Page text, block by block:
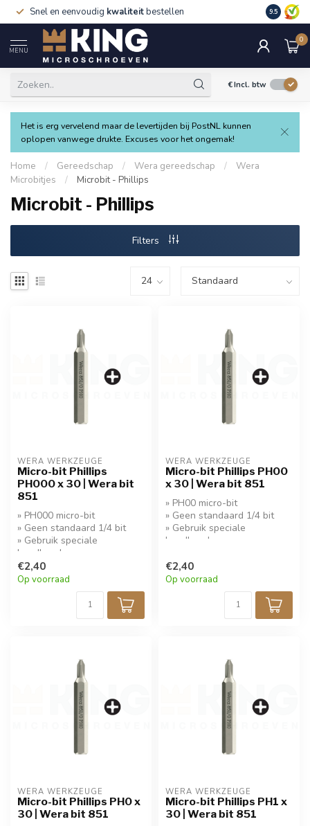
Snel en eenvoudig kwaliteitbestellen 9.5
MENU
0
€Incl. btw
Het is erg vervelend maar de levertijden bij PostNL kunnen
oplopen vanwege drukte. Excuses voor het ongemak!
Home / Gereedschap / Wera gereedschap /
Wera
Microbitjes
/ Microbit - Phillips
Microbit - Phillips
Filters
WERA WERKZEUGE
Micro-bit Phillips
PH000 x 30 | Wera bit
851
» PH000 micro-bit
» Geen standaard 1/4 bit
» Gebruik speciale
handhouder
€2,40
Op voorraad
WERA WERKZEUGE
Micro-bit Phillips PH00
x 30 | Wera bit 851
» PH00 micro-bit
» Geen standaard 1/4 bit
» Gebruik speciale
handhouder
€2,40
Op voorraad
WERA WERKZEUGE
Micro-bit Phillips PH0 x
30 | Wera bit 851
WERA WERKZEUGE
Micro-bit Phillips PH1 x
30 | Wera bit 851